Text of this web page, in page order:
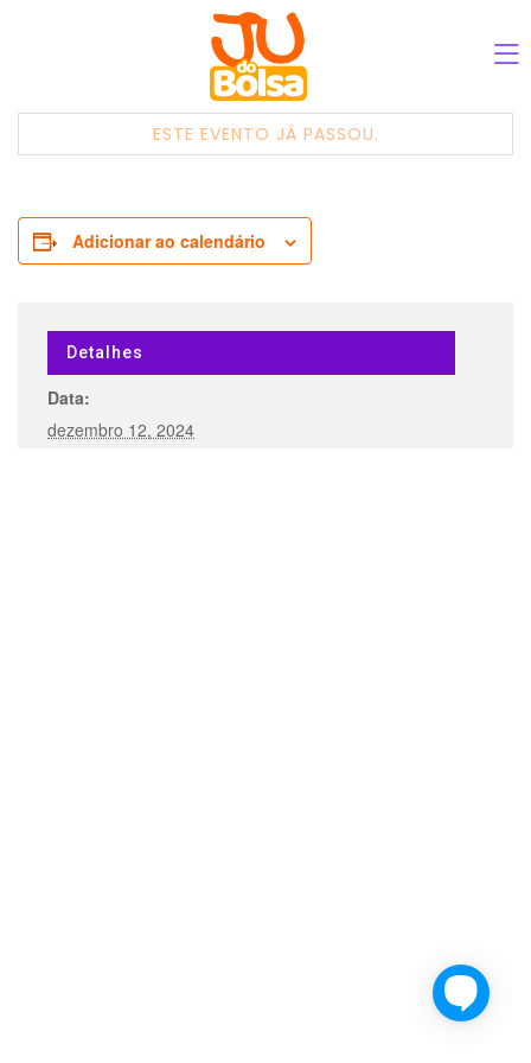
ESTE EVENTO JÁ PASSOU.
Adicionar ao calendário
Detalhes
Data:
dezembro 12, 2024